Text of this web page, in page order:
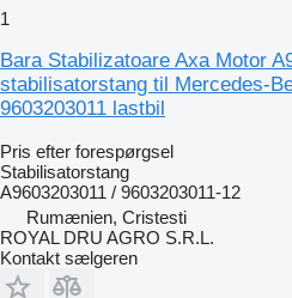
1
Bara Stabilizatoare Axa Motor
stabilisatorstang til Mercedes-
9603203011 lastbil
Pris efter forespørgsel
Stabilisatorstang
A9603203011 / 9603203011-12
Rumænien, Cristesti
ROYAL DRU AGRO S.R.L.
Kontakt sælgeren